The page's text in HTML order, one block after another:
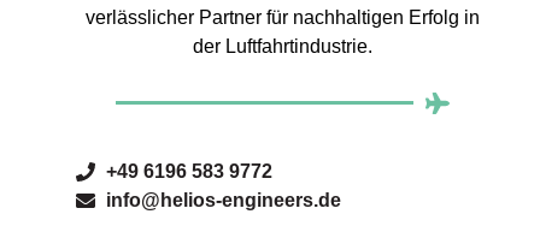
verlässlicher Partner für nachhaltigen Erfolg in
der Luftfahrtindustrie.
+49 6196 583 9772
info@helios-engineers.de